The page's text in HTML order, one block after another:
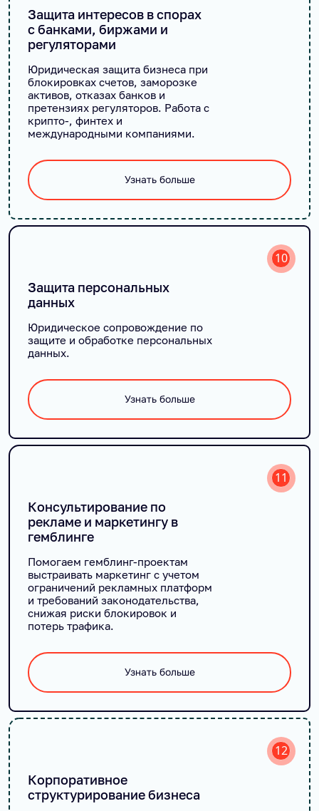
Защита интересов в спорах
с банками, биржами и
регуляторами
Юридическая защита бизнеса при
блокировках счетов, заморозке
активов, отказах банков и
претензиях регуляторов. Работа с
крипто-, финтех и
международными компаниями.
Узнать больше
10
Защита персональных
данных
Юридическое сопровождение по
защите и обработке персональных
данных.
Узнать больше
11
Консультирование по
рекламе и маркетингу в
гемблинге
Помогаем гемблинг-проектам
выстраивать маркетинг с учетом
ограничений рекламных платформ
и требований законодательства,
снижая риски блокировок и
потерь трафика.
Узнать больше
12
Корпоративное
структурирование бизнеса